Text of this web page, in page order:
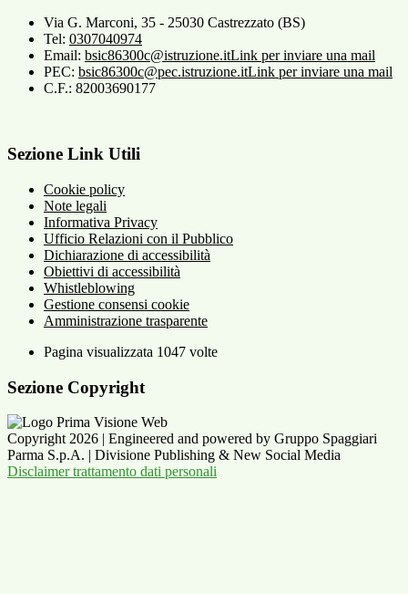
Via G. Marconi, 35 - 25030 Castrezzato (BS)
Tel: 0307040974
Email: bsic86300c@istruzione.itLink per inviare una mail
PEC: bsic86300c@pec.istruzione.itLink per inviare una mail
C.F.: 82003690177
Sezione Link Utili
Cookie policy
Note legali
Informativa Privacy
Ufficio Relazioni con il Pubblico
Dichiarazione di accessibilità
Obiettivi di accessibilità
Whistleblowing
Gestione consensi cookie
Amministrazione trasparente
Pagina visualizzata 1047 volte
Sezione Copyright
Copyright 2026 | Engineered and powered by Gruppo Spaggiari
Parma S.p.A. | Divisione Publishing & New Social Media
Disclaimer trattamento dati personali